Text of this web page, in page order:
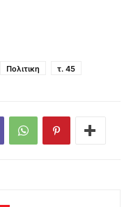
Πολιτικη τ. 45